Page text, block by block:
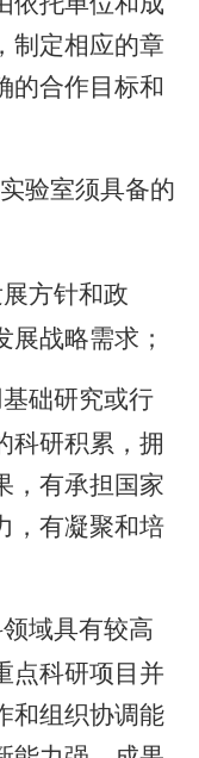
制定相应的章
的合作目标和
验室须具备的
方针和政
战略需求；
础研究或行
科研积累，拥
，有承担国家
，有凝聚和培
域具有较高
点科研项目并
和组织协调能